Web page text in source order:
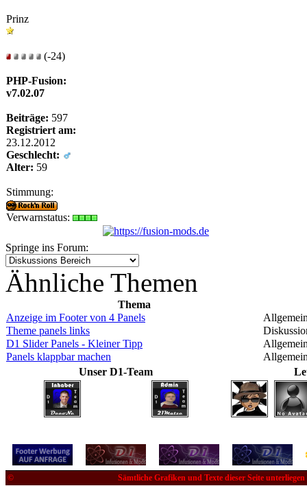
Prinz
(-24)
PHP-Fusion:
v7.02.07
Beiträge: 597
Registriert am:
23.12.2012
Geschlecht:
Alter: 59
Stimmung:
Verwarnstatus:
Springe ins Forum:
Ähnliche Themen
Thema
Anzeige im Footer von 4 Panels
Theme panels links
D1 Slider Panels - Kleiner Tipp
Panels klappbar machen
Unser D1-Team
© Sämtliche Grafiken und Texte dieser Seite